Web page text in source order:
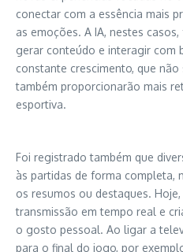
conectar com a essência mais
as emoções. A IA, nestes
gerar conteúdo e interagir com
constante crescimento, que
também proporcionarão mais
esportiva.
Foi registrado também que
às partidas de forma completa,
os resumos ou destaques.
transmissão em tempo real e
o gosto pessoal. Ao ligar a
para o final do jogo, por